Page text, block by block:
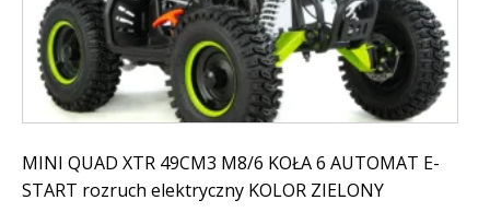
MINI QUAD XTR 49CM3 M8/6 KOŁA 6 AUTOMAT E-
START rozruch elektryczny KOLOR ZIELONY